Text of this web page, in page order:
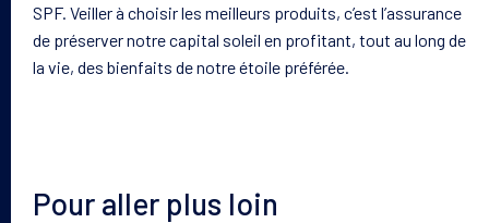
SPF. Veiller à choisir les meilleurs produits, c’est l’assurance
de préserver notre capital soleil en profitant, tout au long de
la vie, des bienfaits de notre étoile préférée.
Pour aller plus loin